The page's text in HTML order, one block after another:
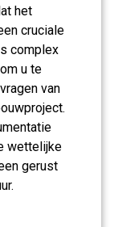
het
cruciale
complex
u te
van
wettelijke
gerust